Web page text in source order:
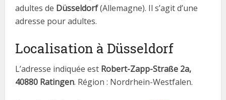
adultes de Düsseldorf(Allemagne). Il s’agit d’une
adresse pour adultes.
Localisation à Düsseldorf
L’adresse indiquée est Robert-Zapp-Straße 2a,
40880 Ratingen. Région : Nordrhein-Westfalen.